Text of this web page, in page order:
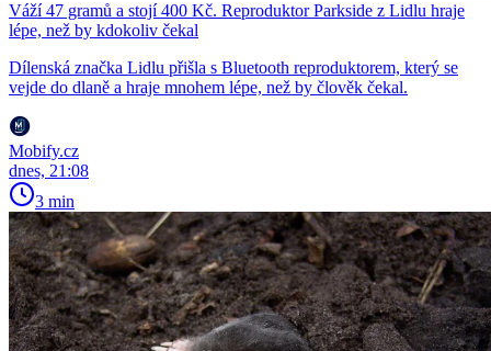
Váží 47 gramů a stojí 400 Kč. Reproduktor Parkside z Lidlu hraje
lépe, než by kdokoliv čekal
Dílenská značka Lidlu přišla s Bluetooth reproduktorem, který se
vejde do dlaně a hraje mnohem lépe, než by člověk čekal.
Mobify.cz
dnes, 21:08
3 min